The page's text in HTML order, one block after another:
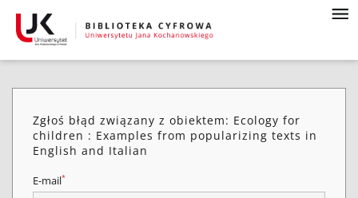
Zgłoś błąd związany z obiektem: Ecology for
children : Examples from popularizing texts in
English and Italian
E-mail*